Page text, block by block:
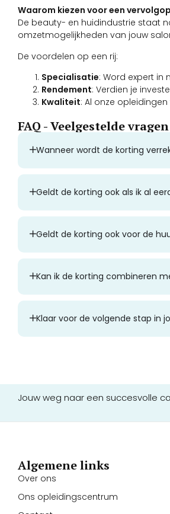
Waarom kiezen voor een
De beauty- en huidindustrie staat
omzetmogelijkheden van jouw
De voordelen op een rij:
Specialisatie: Word expert in
Rendement: Verdien je
Kwaliteit: Al onze
FAQ - Veelgestelde vragen
Wanneer wordt de korting
Geldt de korting ook als ik al
Geldt de korting ook voor de
Kan ik de korting combineren
Klaar voor de volgende stap in
Jouw weg naar een succesvolle
Algemene links
Over ons
Ons opleidingscentrum